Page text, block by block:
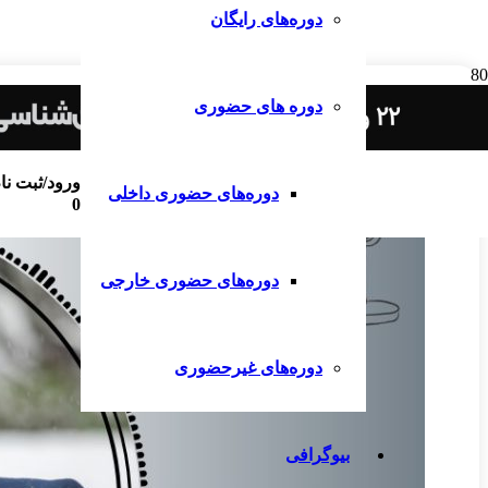
دوره‌های رایگان
دوره های حضوری
دوره‌های حضوری داخلی
دوره‌های حضوری خارجی
دوره‌های غیرحضوری
بیوگرافی
ورود/ثبت
0